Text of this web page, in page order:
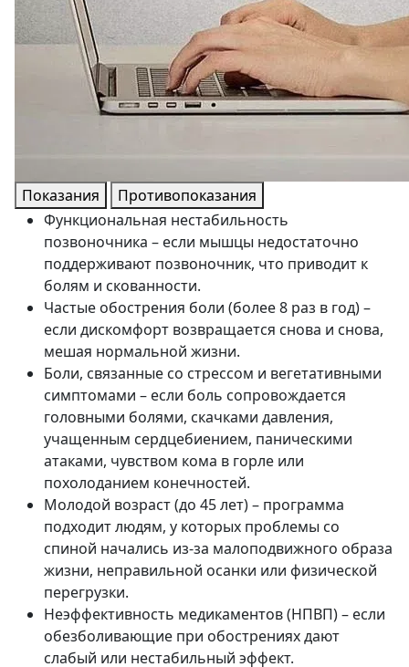
Показания
Противопоказания
Функциональная нестабильность
позвоночника – если мышцы недостаточно
поддерживают позвоночник, что приводит к
болям и скованности.
Частые обострения боли (более 8 раз в год) –
если дискомфорт возвращается снова и снова,
мешая нормальной жизни.
Боли, связанные со стрессом и вегетативными
симптомами – если боль сопровождается
головными болями, скачками давления,
учащенным сердцебиением, паническими
атаками, чувством кома в горле или
похолоданием конечностей.
Молодой возраст (до 45 лет) – программа
подходит людям, у которых проблемы со
спиной начались из-за малоподвижного образа
жизни, неправильной осанки или физической
перегрузки.
Неэффективность медикаментов (НПВП) – если
обезболивающие при обострениях дают
слабый или нестабильный эффект.